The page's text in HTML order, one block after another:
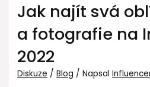
Jak najít svá
a fotografie na
2022
Diskuze /Blog / Napsal